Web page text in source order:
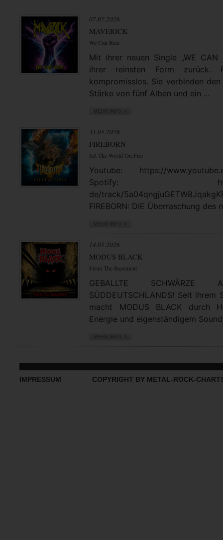
07.07.2026
MAVERICK
We Can Rise
Mit ihrer neuen Single „WE CAN
ihrer reinsten Form zurück.
kompromisslos. Sie verbinden
Stärke von fünf Alben und ein ...
31.05.2026
FIREBORN
Set The World On Fire
Youtube: https://
Spotify: https://
de/track/
FIREBORN: DIE Überraschung des
14.05.2026
MODUS BLACK
From The Basement
GEBALLTE
SÜDDEUTSCHLANDS! Seit
macht MODUS BLACK durch
Energie und eigenständigem
IMPRESSUM COPYRIGHT BY METAL-ROCK-